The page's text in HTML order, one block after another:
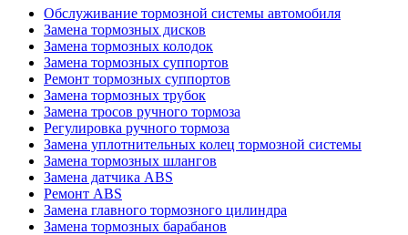
Обслуживание тормозной системы автомобиля
Замена тормозных дисков
Замена тормозных колодок
Замена тормозных суппортов
Ремонт тормозных суппортов
Замена тормозных трубок
Замена тросов ручного тормоза
Регулировка ручного тормоза
Замена уплотнительных колец тормозной системы
Замена тормозных шлангов
Замена датчика ABS
Ремонт ABS
Замена главного тормозного цилиндра
Замена тормозных барабанов